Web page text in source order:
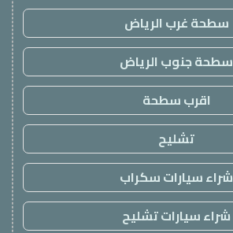
سطحة غرب الرياض
سطحة جنوب الرياض
اقرب سطحة
تشليح
شراء سيارات سكراب
شراء سيارات تشليح